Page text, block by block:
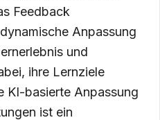
Feedback
Anpassung
und
ihre Lernziele
KI-basierte Anpassung
ist ein